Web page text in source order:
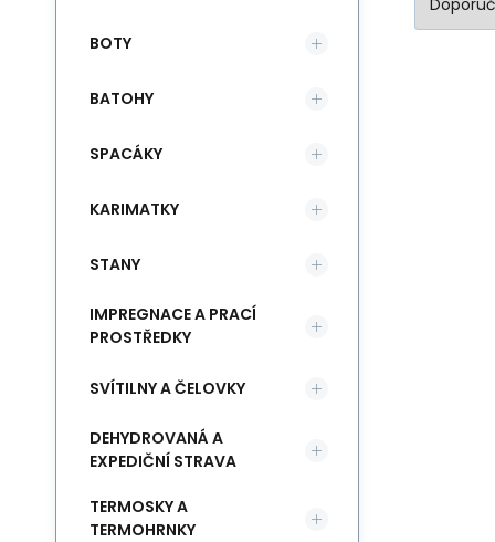
BOTY
BATOHY
SPACÁKY
KARIMATKY
STANY
IMPREGNACE A PRACÍ
PROSTŘEDKY
SVÍTILNY A ČELOVKY
DEHYDROVANÁ A
EXPEDIČNÍ STRAVA
TERMOSKY A
TERMOHRNKY